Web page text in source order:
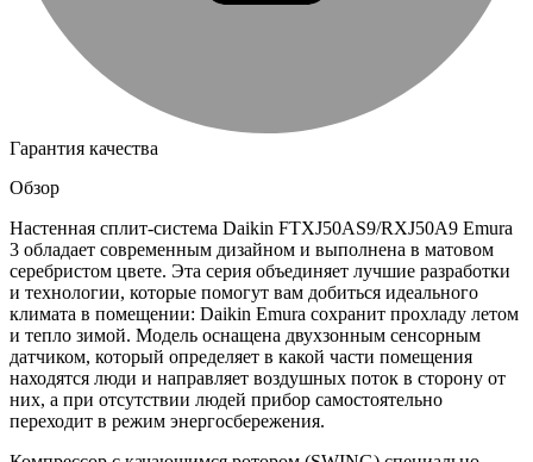
Гарантия качества
Обзор
Настенная сплит-система Daikin FTXJ50AS9/RXJ50A9 Emura
3 обладает современным дизайном и выполнена в матовом
серебристом цвете. Эта серия объединяет лучшие разработки
и технологии, которые помогут вам добиться идеального
климата в помещении: Daikin Emura сохранит прохладу летом
и тепло зимой. Модель оснащена двухзонным сенсорным
датчиком, который определяет в какой части помещения
находятся люди и направляет воздушных поток в сторону от
них, а при отсутствии людей прибор самостоятельно
переходит в режим энергосбережения.